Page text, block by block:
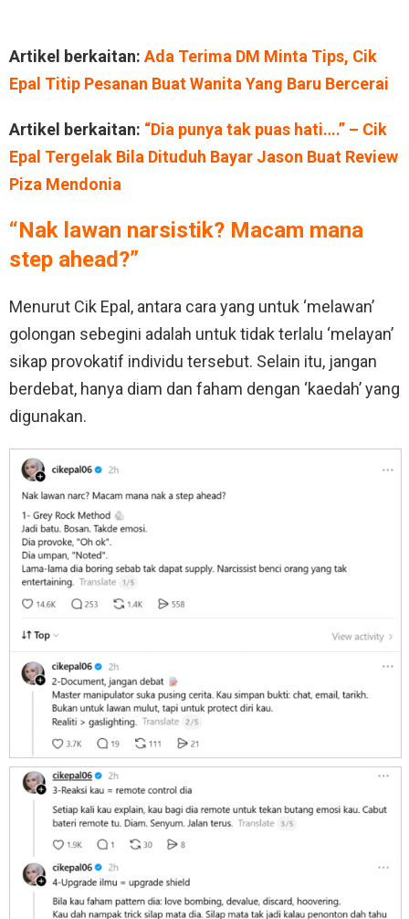
Artikel berkaitan: Ada Terima DM Minta Tips, Cik
Epal Titip Pesanan Buat Wanita Yang Baru Bercerai
Artikel berkaitan: “Dia punya tak puas hati….” – Cik
Epal Tergelak Bila Dituduh Bayar Jason Buat Review
Piza Mendonia
“Nak lawan narsistik? Macam mana
step ahead?”
Menurut Cik Epal, antara cara yang untuk ‘melawan’
golongan sebegini adalah untuk tidak terlalu ‘melayan’
sikap provokatif individu tersebut. Selain itu, jangan
berdebat, hanya diam dan faham dengan ‘kaedah’ yang
digunakan.